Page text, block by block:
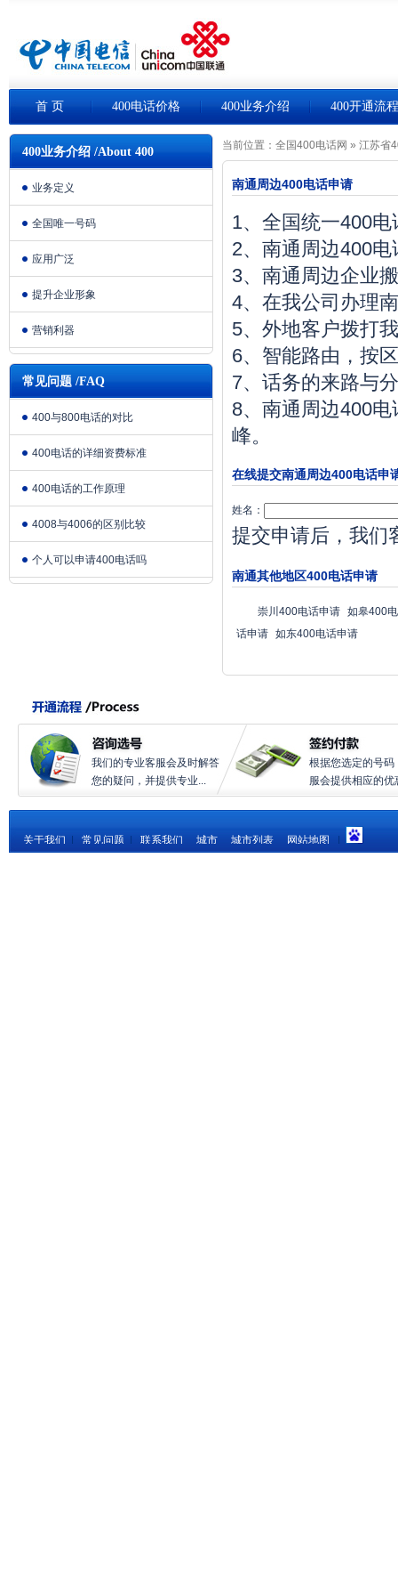
首 页 400电话价格 400业务介绍 400开通流程
400业务介绍 /About 400
业务定义
全国唯一号码
应用广泛
提升企业形象
营销利器
常见问题 /FAQ
400与800电话的对比
400电话的详细资费标准
400电话的工作原理
4008与4006的区别比较
个人可以申请400电话吗
当前位置： 全国400电话网 » 江苏省
南通周边400电话申请
1、全国统一400
2、南通周边400
3、南通周边企业
4、在我公司办理
5、外地客户拨打
6、智能路由，按
7、话务的来路与
8、南通周边400
峰。
在线提交南通周边400电话申
姓名：
提交申请后，我们
南通其他地区400电话申请
崇川400电话申请 如皋400
话申请 如东400电话申请
我们的专业客服会及时解答
您的疑问，并提供专业...
根据您选定的号码
服会提供相应的优
关于我们 常见问题 联系我们 城市 城市列表 网站地图